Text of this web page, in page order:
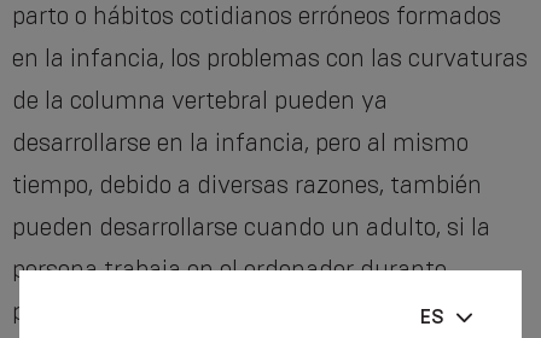
parto o hábitos cotidianos erróneos formados
en la infancia, los problemas con las curvaturas
de la columna vertebral pueden ya
desarrollarse en la infancia, pero al mismo
tiempo, debido a diversas razones, también
pueden desarrollarse cuando un adulto, si la
persona trabaja en el ordenador durante
períodos prolongados, realiza continuamente
ES